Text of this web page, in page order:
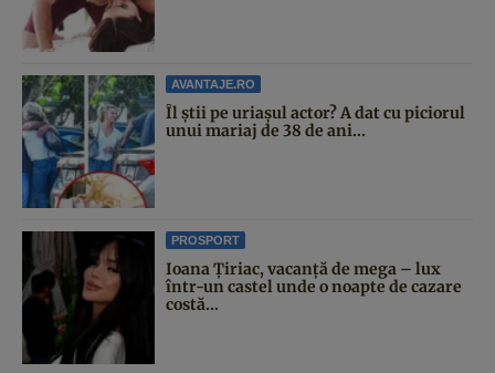
AVANTAJE.RO
Îl știi pe uriașul actor? A dat cu piciorul
unui mariaj de 38 de ani...
PROSPORT
Ioana Țiriac, vacanță de mega – lux
într-un castel unde o noapte de cazare
costă...